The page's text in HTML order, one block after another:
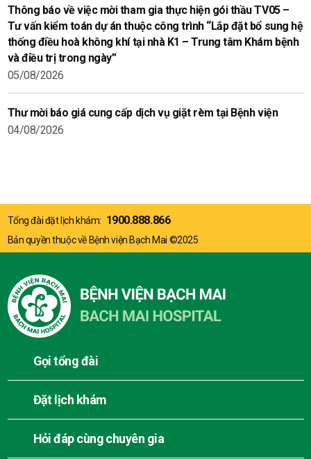
Thông báo về việc mời tham gia thực hiện gói thầu TV05 –
Tư vấn kiểm toán dự án thuộc công trình “Lắp đặt bổ sung hệ
thống điều hoà không khí tại nhà K1 – Trung tâm Khám bệnh
và điều trị trong ngày”
05/08/2026
Thư mời báo giá cung cấp dịch vụ giặt rèm tại Bệnh viện
04/08/2026
Tổng đài đặt lịch khám: 1900.888.866
Bản quyền thuộc về Bệnh viện Bạch Mai ©2025
Gọi tổng đài
Đặt lịch khám
Hỏi đáp cùng chuyên gia